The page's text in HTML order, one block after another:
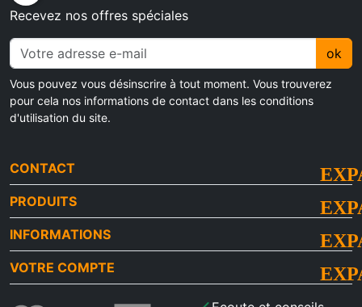
Recevez nos offres spéciales
ok
Vous pouvez vous désinscrire à tout moment. Vous trouverez
pour cela nos informations de contact dans les conditions
d'utilisation du site.
CONTACT
PRODUITS
INFORMATIONS
VOTRE COMPTE